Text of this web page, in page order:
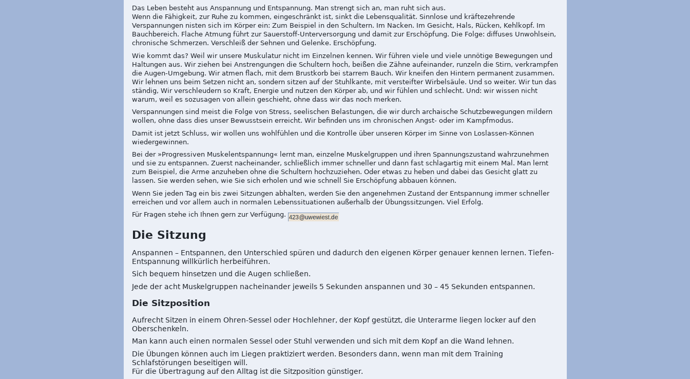
Das Leben besteht aus Anspannung und Entspannung. Man strengt sich an, man ruht sich aus.
Wenn die Fähigkeit, zur Ruhe zu kommen, eingeschränkt ist, sinkt die Lebensqualität. Sinnlose und kräftezehrende
Verspannungen nisten sich im Körper ein: Zum Beispiel in den Schultern. Im Nacken. Im Gesicht, Hals, Rücken, Kehlkopf. Im
Bauchbereich. Flache Atmung führt zur Sauerstoff-Unterversorgung und damit zur Erschöpfung. Die Folge: diffuses Unwohlsein,
chronische Schmerzen. Verschleiß der Sehnen und Gelenke. Erschöpfung.
Wie kommt das? Weil wir unsere Muskulatur nicht im Einzelnen kennen. Wir führen viele und viele unnötige Bewegungen und
Haltungen aus. Wir ziehen bei Anstrengungen die Schultern hoch, beißen die Zähne aufeinander, runzeln die Stirn, verkrampfen
die Augen-Umgebung. Wir atmen flach, mit dem Brustkorb bei starrem Bauch. Wir kneifen den Hintern permanent zusammen.
Wir lehnen uns beim Setzen nicht an, sondern sitzen auf der Stuhlkante, mit versteifter Wirbelsäule. Und so weiter. Wir tun das
ständig, Wir verschleudern so Kraft, Energie und nutzen den Körper ab, und wir fühlen und schlecht. Und: wir wissen nicht
warum, weil es sozusagen von allein geschieht, ohne dass wir das noch merken.
Verspannungen sind meist die Folge von Stress, seelischen Belastungen, die wir durch archaische Schutzbewegungen mildern
wollen, ohne dass dies unser Bewusstsein erreicht. Wir befinden uns im chronischen Angst- oder im Kampfmodus.
Damit ist jetzt Schluss, wir wollen uns wohlfühlen und die Kontrolle über unseren Körper im Sinne von Loslassen-Können
wiedergewinnen.
Bei der »Progressiven Muskelentspannung« lernt man, einzelne Muskelgruppen und ihren Spannungszustand wahrzunehmen
und sie zu entspannen. Zuerst nacheinander, schließlich immer schneller und dann fast schlagartig mit einem Mal. Man lernt
zum Beispiel, die Arme anzuheben ohne die Schultern hochzuziehen. Oder etwas zu heben und dabei das Gesicht glatt zu
lassen. Sie werden sehen, wie Sie sich erholen und wie schnell Sie Erschöpfung abbauen können.
Wenn Sie jeden Tag ein bis zwei Sitzungen abhalten, werden Sie den angenehmen Zustand der Entspannung immer schneller
erreichen und vor allem auch in normalen Lebenssituationen außerhalb der Übungssitzungen. Viel Erfolg.
Für Fragen stehe ich Ihnen gern zur Verfügung.
Die Sitzung
Anspannen – Entspannen, den Unterschied spüren und dadurch den eigenen Körper genauer kennen lernen. Tiefen-
Entspannung willkürlich herbeiführen.
Sich bequem hinsetzen und die Augen schließen.
Jede der acht Muskelgruppen nacheinander jeweils 5 Sekunden anspannen und 30 – 45 Sekunden entspannen.
Die Sitzposition
Aufrecht Sitzen in einem Ohren-Sessel oder Hochlehner, der Kopf gestützt, die Unterarme liegen locker auf den
Oberschenkeln.
Man kann auch einen normalen Sessel oder Stuhl verwenden und sich mit dem Kopf an die Wand lehnen.
Die Übungen können auch im Liegen praktiziert werden. Besonders dann, wenn man mit dem Training
Schlafstörungen beseitigen will.
Für die Übertragung auf den Alltag ist die Sitzposition günstiger.